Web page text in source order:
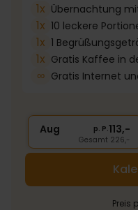
1x Übernachtung
1x 10 leckere
1x 1
1x Gratis Kaffee in
∞ Gratis Internet
Aug p. P.113,-
Gesamt 226,-
Preis